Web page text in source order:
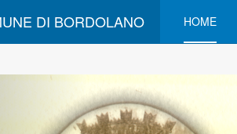
DI BORDOLANO HOME